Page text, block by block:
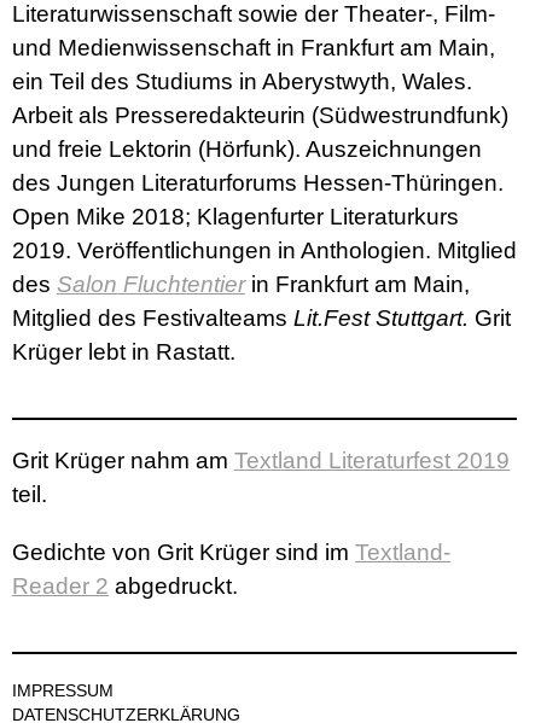
Literaturwissenschaft sowie der Theater-, Film-
und Medienwissenschaft in Frankfurt am Main,
ein Teil des Studiums in Aberystwyth, Wales.
Arbeit als Presseredakteurin (Südwestrundfunk)
und freie Lektorin (Hörfunk). Auszeichnungen
des Jungen Literaturforums Hessen-Thüringen.
Open Mike 2018; Klagenfurter Literaturkurs
2019. Veröffentlichungen in Anthologien. Mitglied
des Salon Fluchtentierin Frankfurt am Main,
Mitglied des Festivalteams Lit.Fest Stuttgart. Grit
Krüger lebt in Rastatt.
Grit Krüger nahm am Textland Literaturfest 2019
teil.
Gedichte von Grit Krüger sind im Textland-
Reader 2 abgedruckt.
IMPRESSUM
DATENSCHUTZERKLÄRUNG